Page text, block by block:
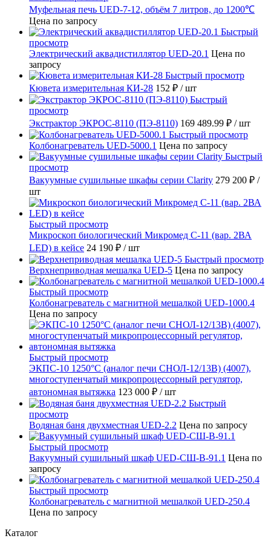
Муфельная печь UED-7-12, объём 7 литров, до 1200℃
Цена по запросу
Быстрый
просмотр
Электрический аквадистиллятор UED-20.1 Цена по
запросу
Быстрый просмотр
Кювета измерительная КИ-28 152 ₽ / шт
Быстрый
просмотр
Экстрактор ЭКРОС-8110 (ПЭ-8110) 169 489.99 ₽ / шт
Быстрый просмотр
Колбонагреватель UED-5000.1 Цена по запросу
Быстрый
просмотр
Вакуумные сушильные шкафы серии Clarity 279 200 ₽ /
шт
Быстрый просмотр
Микроскоп биологический Микромед С-11 (вар. 2ВА
LED) в кейсе 24 190 ₽ / шт
Быстрый просмотр
Верхнеприводная мешалка UED-5 Цена по запросу
Быстрый просмотр
Колбонагреватель с магнитной мешалкой UED-1000.4
Цена по запросу
Быстрый просмотр
ЭКПС-10 1250°С (аналог печи СНОЛ-12/13В) (4007),
многоступенчатый микропроцессорный регулятор,
автономная вытяжка 123 000 ₽ / шт
Быстрый
просмотр
Водяная баня двухместная UED-2.2 Цена по запросу
Быстрый просмотр
Вакуумный сушильный шкаф UED-СШ-В-91.1 Цена по
запросу
Быстрый просмотр
Колбонагреватель с магнитной мешалкой UED-250.4
Цена по запросу
Каталог